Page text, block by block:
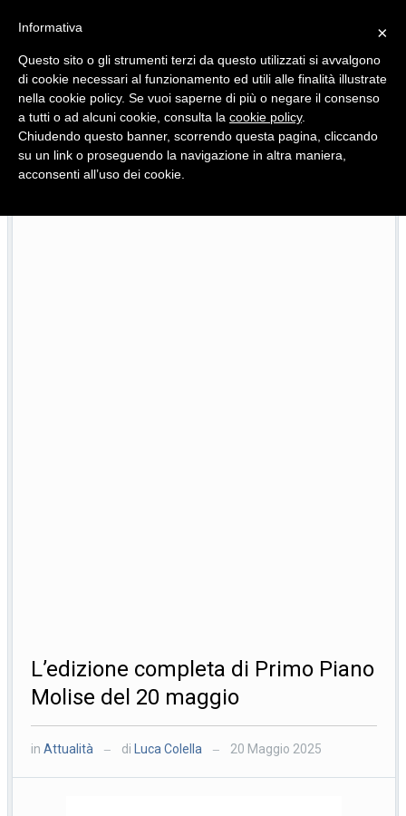
Quotidiano d'informazione distribuito in Molise con
L’edizione completa di Primo Piano
Molise del 20 maggio
inAttualità — di Luca Colella — 20 Maggio 2025
×
Informativa
Questo sito o gli strumenti terzi da questo utilizzati si avvalgono
di cookie necessari al funzionamento ed utili alle finalità illustrate
nella cookie policy. Se vuoi saperne di più o negare il consenso
a tutti o ad alcuni cookie, consulta la cookie policy.
Chiudendo questo banner, scorrendo questa pagina, cliccando
su un link o proseguendo la navigazione in altra maniera,
acconsenti all’uso dei cookie.